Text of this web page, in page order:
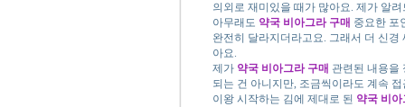
의외로 재미있을 때가 많아요. 제가 알
아무래도 약국 비아그라 구매 중요한 포
완전히 달라지더라고요. 그래서 더 신
아요.
제가 약국 비아그라 구매 관련된 내용을
되는 건 아니지만, 조금씩이라도 계속
이왕 시작하는 김에 제대로 된 약국 비